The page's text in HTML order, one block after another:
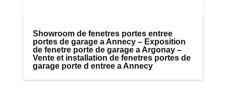
Showroom de fenetres portes entree
portes de garage a Annecy – Exposition
de fenetre porte de garage a Argonay –
Vente et installation de fenetres portes de
garage porte d entree a Annecy